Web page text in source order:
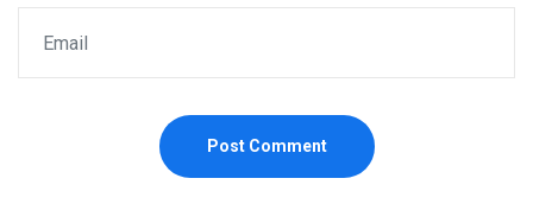
Post Comment